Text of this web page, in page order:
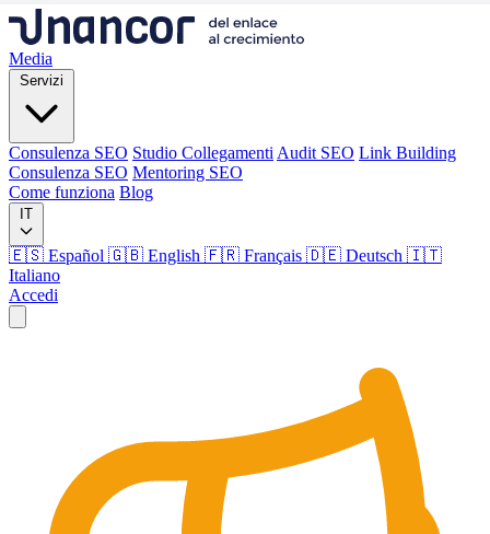
Media
Servizi
Consulenza SEO Studio Collegamenti Audit SEO Link Building
Consulenza SEO Mentoring SEO
Come funziona Blog
IT
🇪🇸 Español 🇬🇧 English 🇫🇷 Français 🇩🇪 Deutsch 🇮🇹
Italiano
Accedi
Studio CollegamentiAudit SEO
Link Building
Consulenza SEO
Come funziona
Lingua